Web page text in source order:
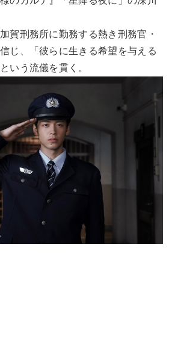
賀刑務所に勤務する熱き刑務官・
じ、「彼らに生きる希望を与える
いう流儀を貫く。